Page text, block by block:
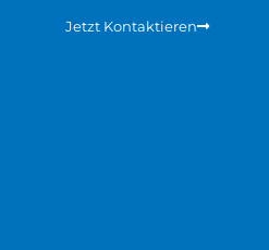
Jetzt Kontaktieren